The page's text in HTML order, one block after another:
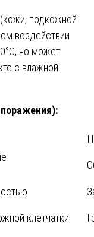
подкожной
воздействии
но может
с влажной
клетчатки